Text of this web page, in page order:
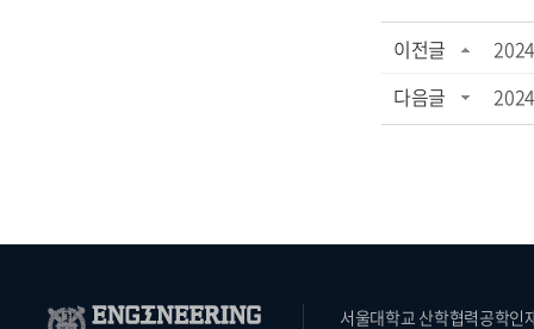
이전글
다음글
서울대학교 산학협력공학